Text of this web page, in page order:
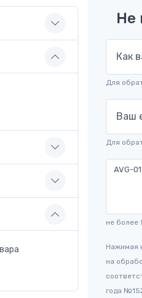
Не
Как
Для
Ваш
Для
не более
Нажимая
на
года